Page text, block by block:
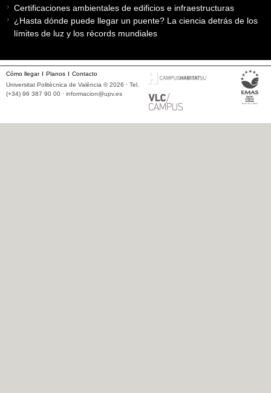
Certificaciones ambientales de edificios e infraestructuras
¿Hasta dónde puede llegar un puente? La ciencia detrás de los
límites de luz y los récords mundiales
Cómo llegar Planos
Contacto
Universitat Politècnica de València © 2026 · Tel.
(+34) 96 387 90 00 · informacion@upv.es